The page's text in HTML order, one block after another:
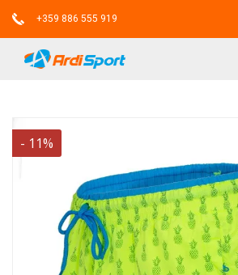
+359 886 555 919
- 11%